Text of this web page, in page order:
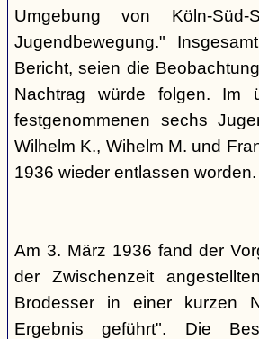
Umgebung von Köln-Süd-
Jugendbewegung."
Bericht, seien die
Nachtrag würde folgen. Im
festgenommenen sechs
Wilhelm K., Wihelm M. und
1936 wieder entlassen worden.
Am 3. März 1936 fand der
der Zwischenzeit
Brodesser in einer kurzen
Ergebnis geführt". Die